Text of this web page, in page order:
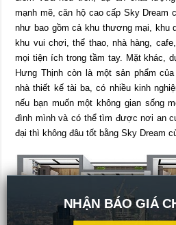
mạnh mẽ, căn hộ cao cấp Sky Dream
như bao gồm cả khu thương mại, khu
khu vui chơi, thể thao, nhà hàng,
mọi tiện ích trong tầm tay. Mặt khác,
Hưng Thịnh còn là một sản phẩm
nhà thiết kế tài ba, có nhiều kinh
nếu bạn muốn một không gian sống
đình mình và có thể tìm được nơi an
đại thì không đâu tốt bằng Sky Dream
NHẬN BÁO GIÁ